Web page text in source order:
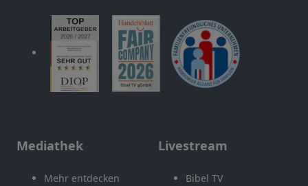
Mediathek
Mehr entdecken
Livestream
Bibel TV